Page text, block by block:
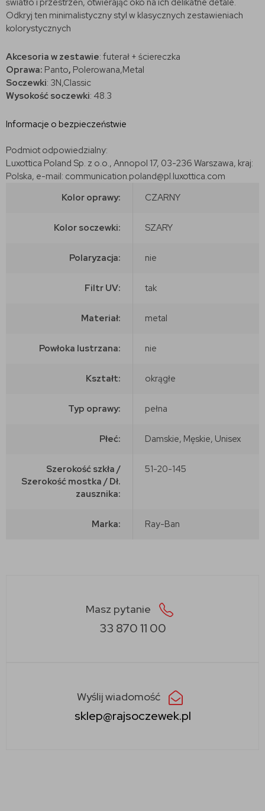
Odkryj ten minimalistyczny styl w klasycznych zestawieniach
kolorystycznych
Akcesoria w zestawie: futerał + ściereczka
Oprawa: Panto, Polerowana,Metal
Soczewki: 3N,Classic
Wysokość soczewki: 48.3
Informacje o bezpieczeństwie
Podmiot odpowiedzialny:
Luxottica Poland Sp. z o.o., Annopol 17, 03-236 Warszawa, kraj:
Polska, e-mail: communication.poland@pl.luxottica.com
Kolor oprawy:
CZARNY
Kolor soczewki: SZARY
Polaryzacja: nie
Filtr UV: tak
Materiał: metal
Powłoka lustrzana: nie
Kształt: okrągłe
Typ oprawy: pełna
Płeć: Damskie, Męskie, Unisex
Szerokość szkła /
Szerokość mostka / Dł.
zausznika:
51-20-145
Marka: Ray-Ban
Masz pytanie
33 870 11 00
Wyślij wiadomość
sklep@rajsoczewek.pl